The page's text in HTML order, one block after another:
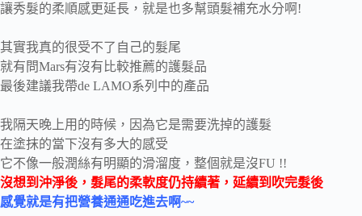
讓秀髮的柔順感更延長，就是也多幫頭髮補充水分啊!
其實我真的很受不了自己的髮尾
就有問Mars有沒有比較推薦的護髮品
最後建議我帶de LAMO系列中的產品
我隔天晚上用的時候，因為它是需要洗掉的護髮
在塗抹的當下沒有多大的感受
它不像一般潤絲有明顯的滑溜度，整個就是沒FU !!
沒想到沖淨後，髮尾的柔軟度仍持續著，延續到吹完髮後
感覺就是有把營養通通吃進去啊~~